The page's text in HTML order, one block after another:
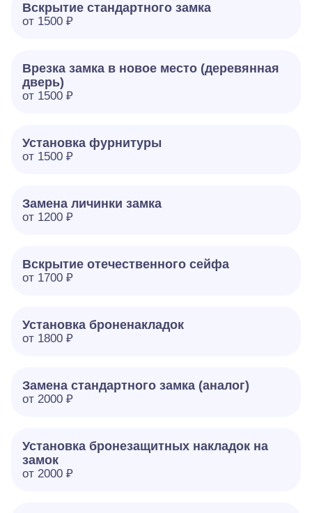
Вскрытие стандартного замка
от 1500 ₽
Врезка замка в новое место (деревянная
дверь)
от 1500 ₽
Установка фурнитуры
от 1500 ₽
Замена личинки замка
от 1200 ₽
Вскрытие отечественного сейфа
от 1700 ₽
Установка броненакладок
от 1800 ₽
Замена стандартного замка (аналог)
от 2000 ₽
Установка бронезащитных накладок на
замок
от 2000 ₽